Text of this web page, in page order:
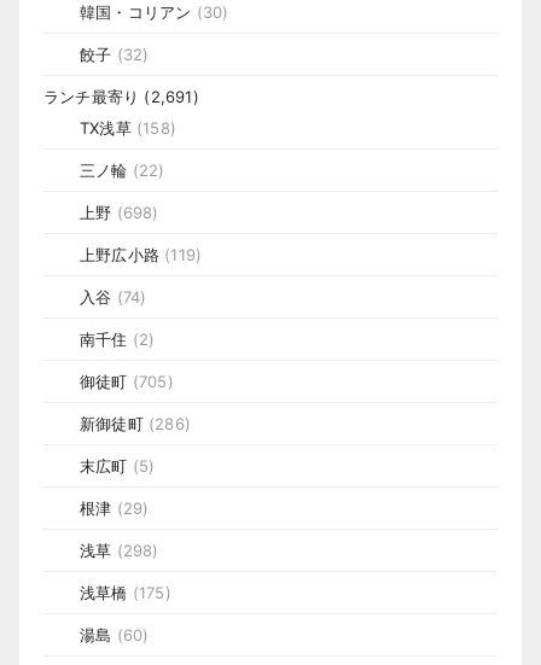
韓国・コリアン (30)
餃子 (32)
ランチ最寄り (2,691)
TX浅草(158)
三ノ輪 (22)
上野 (698)
上野広小路 (119)
入谷 (74)
南千住 (2)
御徒町 (705)
新御徒町(286)
末広町 (5)
根津 (29)
浅草 (298)
浅草橋 (175)
湯島 (60)